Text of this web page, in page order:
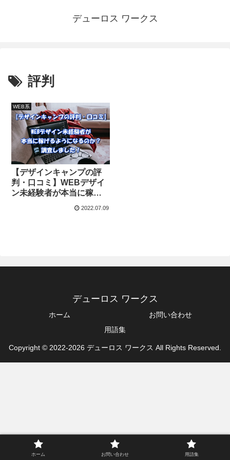
デューロス ワークス
評判
WEB系
【デザインキャンプの評
判・口コミ】WEBデザイ
ン未経験者が本当に稼げ
2022.07.09
デューロス ワークス
ホーム
お問い合わせ
用語集
Copyright © 2022-2026 デューロス ワークス All Rights Reserved.
ホーム お問い合わせ 用語集